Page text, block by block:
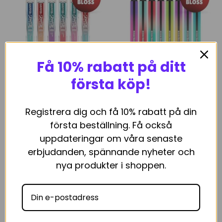
Dripped Crystal Bar Engångs
VÄLJ ALTERNATIV
Den
här
produkten
har
flera
varianter.
De
olika
alternativen
kan
Dripped Panther Bar
Engångs Vape
VÄLJ ALTERNATIV
Den
här
produkten
har
De
kan
RELATERADE PRODUKTER
Få 10% rabatt på ditt
första köp!
Registrera dig och få 10% rabatt på din
första beställning. Få också
uppdateringar om våra senaste
erbjudanden, spännande nyheter och
nya produkter i shoppen.